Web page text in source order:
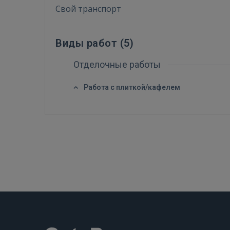
Свой транспорт
Виды работ (5)
Отделочные работы
Работа с плиткой/кафелем